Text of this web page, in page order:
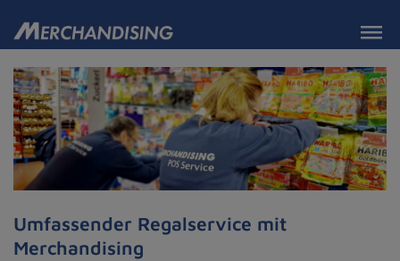
Umfassender Regalservice mit
Merchandising